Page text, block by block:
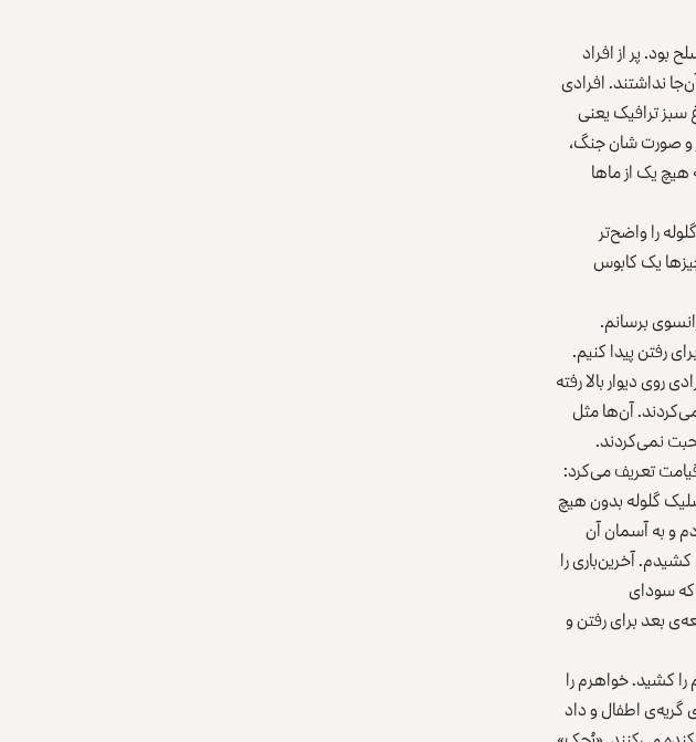
پر از افراد
نداشتند. افرادی
ترافیک یعنی
و صورت‌ شان جنگ،
یک از ماها
را واضح‌تر
یک کابوس
برسانم.
رفتن پیدا کنیم.
روی دیوار بالا رفته
آن‌ها مثل
نمی‌کردند.
تعریف می‌کرد:
گلوله بدون هیچ
و به آسمان آن
آخرین‌باری را
که سودای
بعد برای رفتن و
کشید. خواهرم را
اطفال و داد